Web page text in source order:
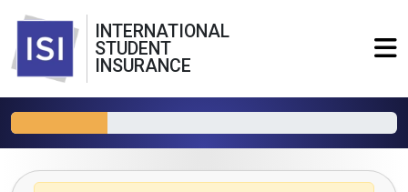
INTERNATIONAL
STUDENT
INSURANCE